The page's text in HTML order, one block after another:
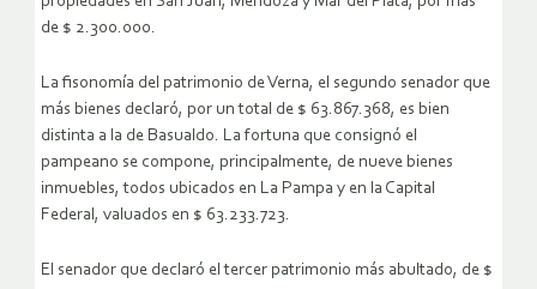
de $ 2.300.000.
La fisonomía del patrimonio de Verna, el segundo senador que
más bienes declaró, por un total de $ 63.867.368, es bien
distinta a la de Basualdo. La fortuna que consignó el
pampeano se compone, principalmente, de nueve bienes
inmuebles, todos ubicados en La Pampa y en la Capital
Federal, valuados en $ 63.233.723.
El senador que declaró el tercer patrimonio más abultado, de $